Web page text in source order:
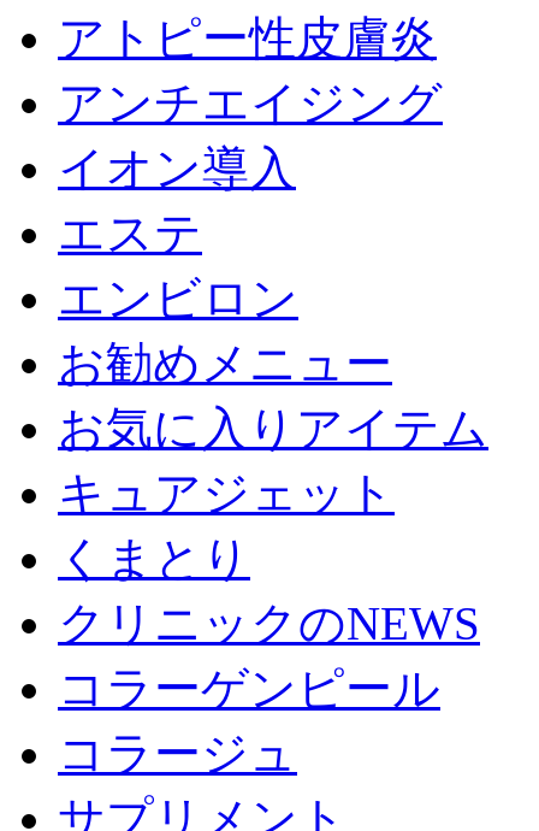
アトピー性皮膚炎
アンチエイジング
イオン導入
エステ
エンビロン
お勧めメニュー
お気に入りアイテム
キュアジェット
くまとり
クリニックのNEWS
コラーゲンピール
コラージュ
サプリメント